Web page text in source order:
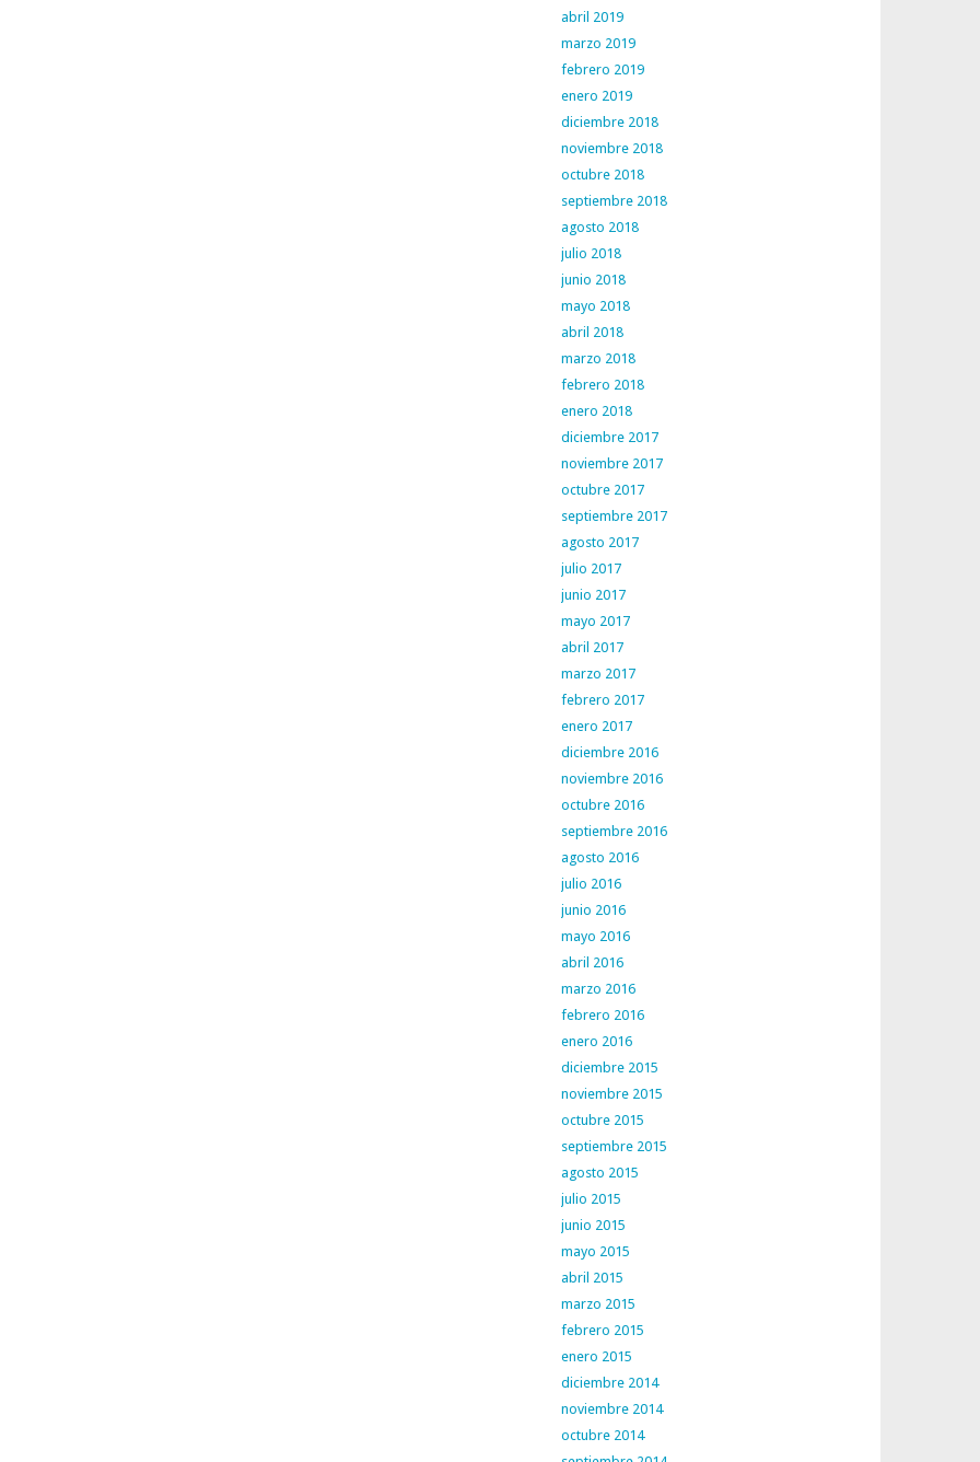
abril 2019
marzo 2019
febrero 2019
enero 2019
diciembre 2018
noviembre 2018
octubre 2018
septiembre 2018
agosto 2018
julio 2018
junio 2018
mayo 2018
abril 2018
marzo 2018
febrero 2018
enero 2018
diciembre 2017
noviembre 2017
octubre 2017
septiembre 2017
agosto 2017
julio 2017
junio 2017
mayo 2017
abril 2017
marzo 2017
febrero 2017
enero 2017
diciembre 2016
noviembre 2016
octubre 2016
septiembre 2016
agosto 2016
julio 2016
junio 2016
mayo 2016
abril 2016
marzo 2016
febrero 2016
enero 2016
diciembre 2015
noviembre 2015
octubre 2015
septiembre 2015
agosto 2015
julio 2015
junio 2015
mayo 2015
abril 2015
marzo 2015
febrero 2015
enero 2015
diciembre 2014
noviembre 2014
octubre 2014